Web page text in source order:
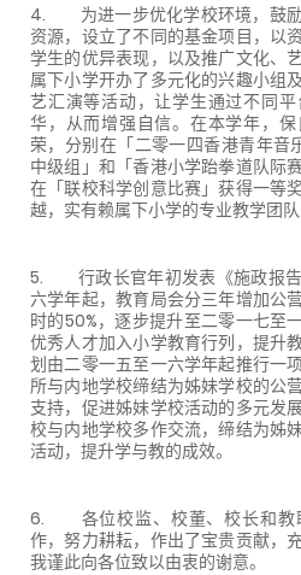
4. 为进一步优化学校环境，鼓励
资源，设立了不同的基金项目，以
学生的优异表现，以及推广文化、
属下小学开办了多元化的兴趣小组
艺汇演等活动，让学生通过不同
华，从而增强自信。在本学年，
荣，分别在「二零一四香港青年
中级组」和「香港小学跆拳道队际
在「联校科学创意比赛」获得一等
越，实有赖属下小学的专业教学团队
5. 行政长官年初发表《施政报告
六学年起，教育局会分三年增加公
时的50%，逐步提升至二零一七至
优秀人才加入小学教育行列，提升
划由二零一五至一六学年起推行一
所与内地学校缔结为姊妹学校的公
支持，促进姊妹学校活动的多元发
校与内地学校多作交流，缔结为姊
活动，提升学与教的成效。
6. 各位校监、校董、校长和教
作，努力耕耘，作出了宝贵贡献，
我谨此向各位致以由衷的谢意。